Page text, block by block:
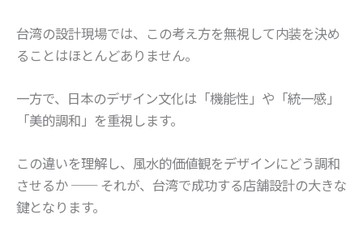
台湾の設計現場では、この考え方を無視して内装を決め
ることはほとんどありません。
一方で、日本のデザイン文化は「機能性」や「統一感」
「美的調和」を重視します。
この違いを理解し、風水的価値観をデザインにどう調和
させるか ── それが、台湾で成功する店舗設計の大きな
鍵となります。